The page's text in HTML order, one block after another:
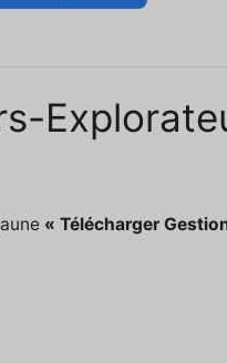
« Télécharger